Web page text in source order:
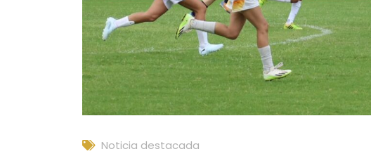
Noticia destacada